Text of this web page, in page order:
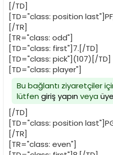
[/TD]
[TD="class: position
[/TR]
[TR="class: odd"]
[TD="class: first"]7.[/TD]
[TD="class: pick"](107)[/TD]
[TD="class: player"]
Bu bağlantı ziyaretçiler
lütfen giriş yapınveya
[/TD]
[TD="class: position
[/TR]
[TR="class: even"]